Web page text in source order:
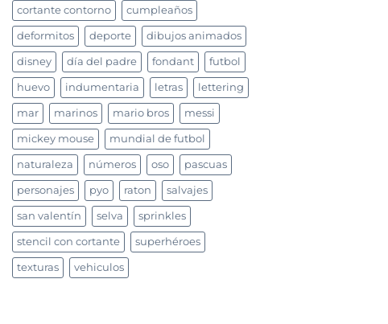
cortante contorno cumpleaños
deformitos deporte dibujos animados
disney día del padre fondant futbol
huevo indumentaria letras lettering
mar marinos mario bros messi
mickey mouse mundial de futbol
naturaleza números oso pascuas
personajes pyo raton salvajes
san valentín selva sprinkles
stencil con cortante superhéroes
texturas vehiculos